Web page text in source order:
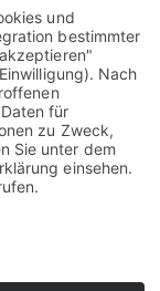
und/oder